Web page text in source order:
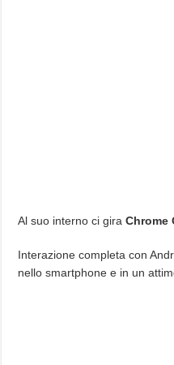
Al suo interno ci giraChrome
Interazione completa con
nello smartphone e in un